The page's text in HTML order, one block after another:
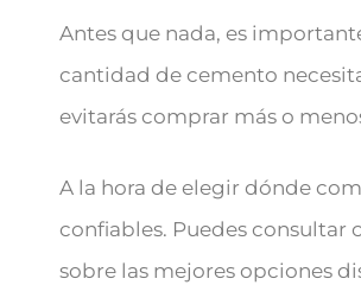
Antes que nada, es
cantidad de cemento
evitarás comprar más o
A la hora de elegir dónde
confiables. Puedes consultar
sobre las mejores opciones